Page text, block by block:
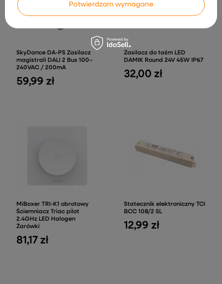
SkyDance DA-PS Zasilacz
magistrali DALI 2 Bus 100–
240VAC / 200mA
59,99 zł
Zasilacz do taśm LED
DAMIK Round 24V 45W IP67
32,00 zł
MiBoxer TRI-K1 obrotowy
Ściemniacz Triac pilot
2.4GHz LED Halogen
Żarówki
81,17 zł
Statecznik elektroniczny TCI
BCC 108/2 SL
12,99 zł
Potwierdzam wymagane